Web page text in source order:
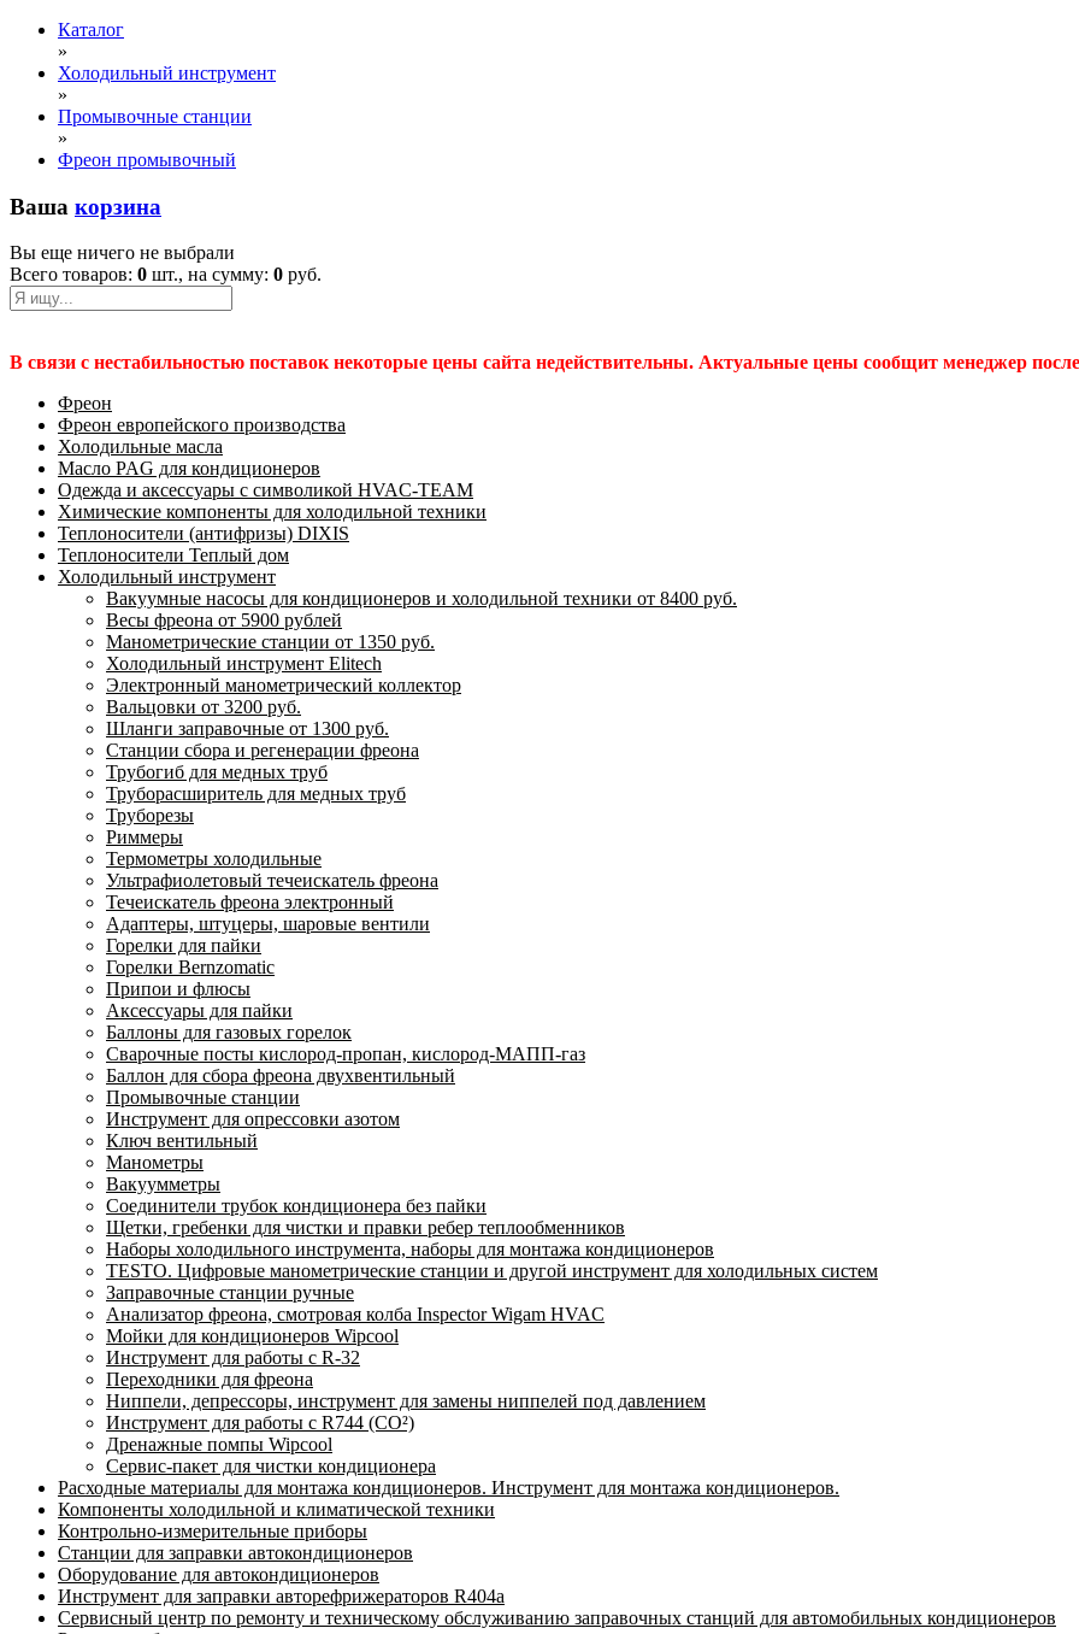
Каталог
»
Холодильный инструмент
»
Промывочные станции
»
Фреон промывочный
Ваша корзина
Вы еще ничего не выбрали
Всего товаров: 0 шт., на сумму: 0 руб.
В связи с нестабильностью поставок некоторые цены сайта недействительны. Актуальные цены сообщит менеджер
Фреон
Фреон европейского производства
Холодильные масла
Масло PAG для кондиционеров
Одежда и аксессуары с символикой HVAC-TEAM
Химические компоненты для холодильной техники
Теплоносители (антифризы) DIXIS
Теплоносители Теплый дом
Холодильный инструмент
Вакуумные насосы для кондиционеров и холодильной техники от 8400 руб.
Весы фреона от 5900 рублей
Манометрические станции от 1350 руб.
Холодильный инструмент Elitech
Электронный манометрический коллектор
Вальцовки от 3200 руб.
Шланги заправочные от 1300 руб.
Станции сбора и регенерации фреона
Трубогиб для медных труб
Труборасширитель для медных труб
Труборезы
Риммеры
Термометры холодильные
Ультрафиолетовый течеискатель фреона
Течеискатель фреона электронный
Адаптеры, штуцеры, шаровые вентили
Горелки для пайки
Горелки Bernzomatic
Припои и флюсы
Аксессуары для пайки
Баллоны для газовых горелок
Сварочные посты кислород-пропан, кислород-МАПП-газ
Баллон для сбора фреона двухвентильный
Промывочные станции
Инструмент для опрессовки азотом
Ключ вентильный
Манометры
Вакуумметры
Соединители трубок кондиционера без пайки
Щетки, гребенки для чистки и правки ребер теплообменников
Наборы холодильного инструмента, наборы для монтажа кондиционеров
TESTO. Цифровые манометрические станции и другой инструмент для холодильных систем
Заправочные станции ручные
Анализатор фреона, смотровая колба Inspector Wigam HVAC
Мойки для кондиционеров Wipcool
Инструмент для работы с R-32
Переходники для фреона
Ниппели, депрессоры, инструмент для замены ниппелей под давлением
Инструмент для работы с R744 (CO²)
Дренажные помпы Wipcool
Сервис-пакет для чистки кондиционера
Расходные материалы для монтажа кондиционеров. Инструмент для монтажа кондиционеров.
Компоненты холодильной и климатической техники
Контрольно-измерительные приборы
Станции для заправки автокондиционеров
Оборудование для автокондиционеров
Инструмент для заправки авторефрижераторов R404a
Сервисный центр по ремонту и техническому обслуживанию заправочных станций для автомобильных кондиционеров